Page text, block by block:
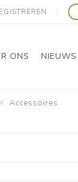
ONS NIEUWS
Accessoires